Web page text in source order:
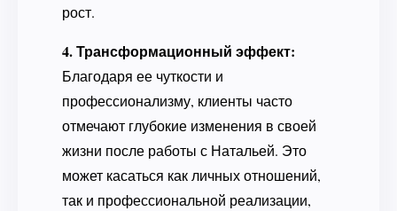
рост.
4. Трансформационный эффект:
Благодаря ее чуткости и
профессионализму, клиенты часто
отмечают глубокие изменения в своей
жизни после работы с Натальей. Это
может касаться как личных отношений,
так и профессиональной реализации,